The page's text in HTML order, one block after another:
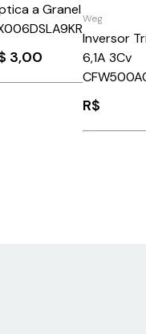
a Granel
3,00
Weg
Inversor
6,1A 3Cv
WEG
R$